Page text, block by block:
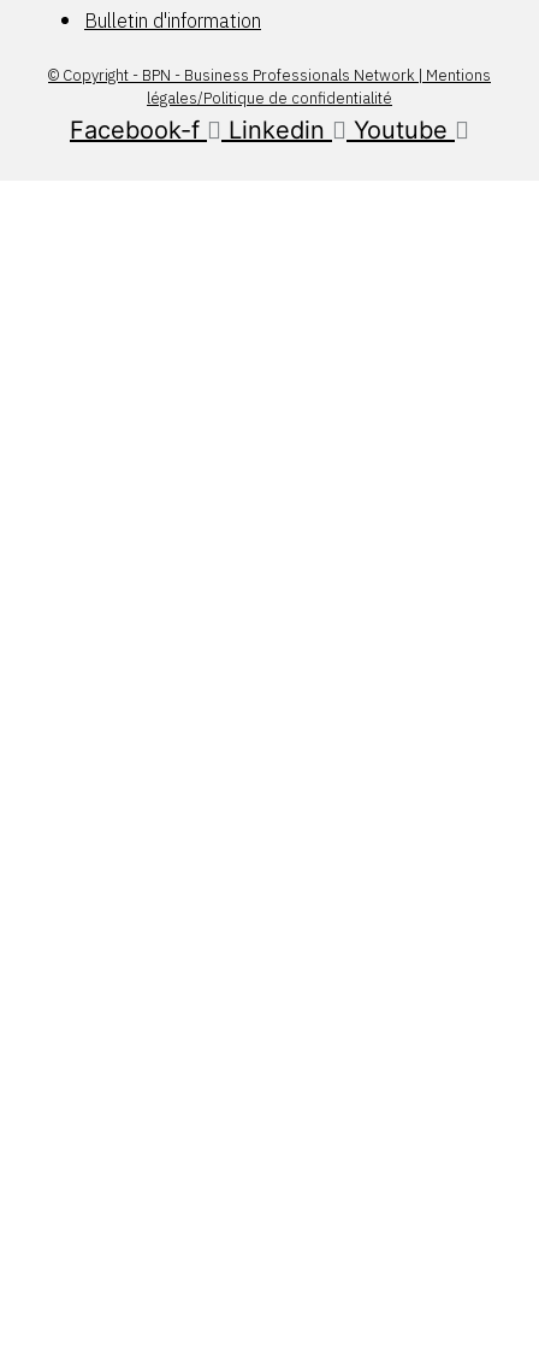
Bulletin d'information
© Copyright - BPN - Business Professionals Network | Mentions
légales/Politique de confidentialité
Facebook-f Linkedin Youtube